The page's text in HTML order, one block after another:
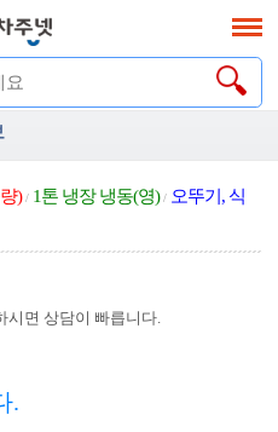
량)/ 1톤 냉장 냉동(영)/ 오뚜기, 식
시면 상담이 빠릅니다.
.